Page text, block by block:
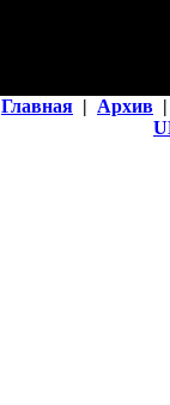
Главная | Архив |